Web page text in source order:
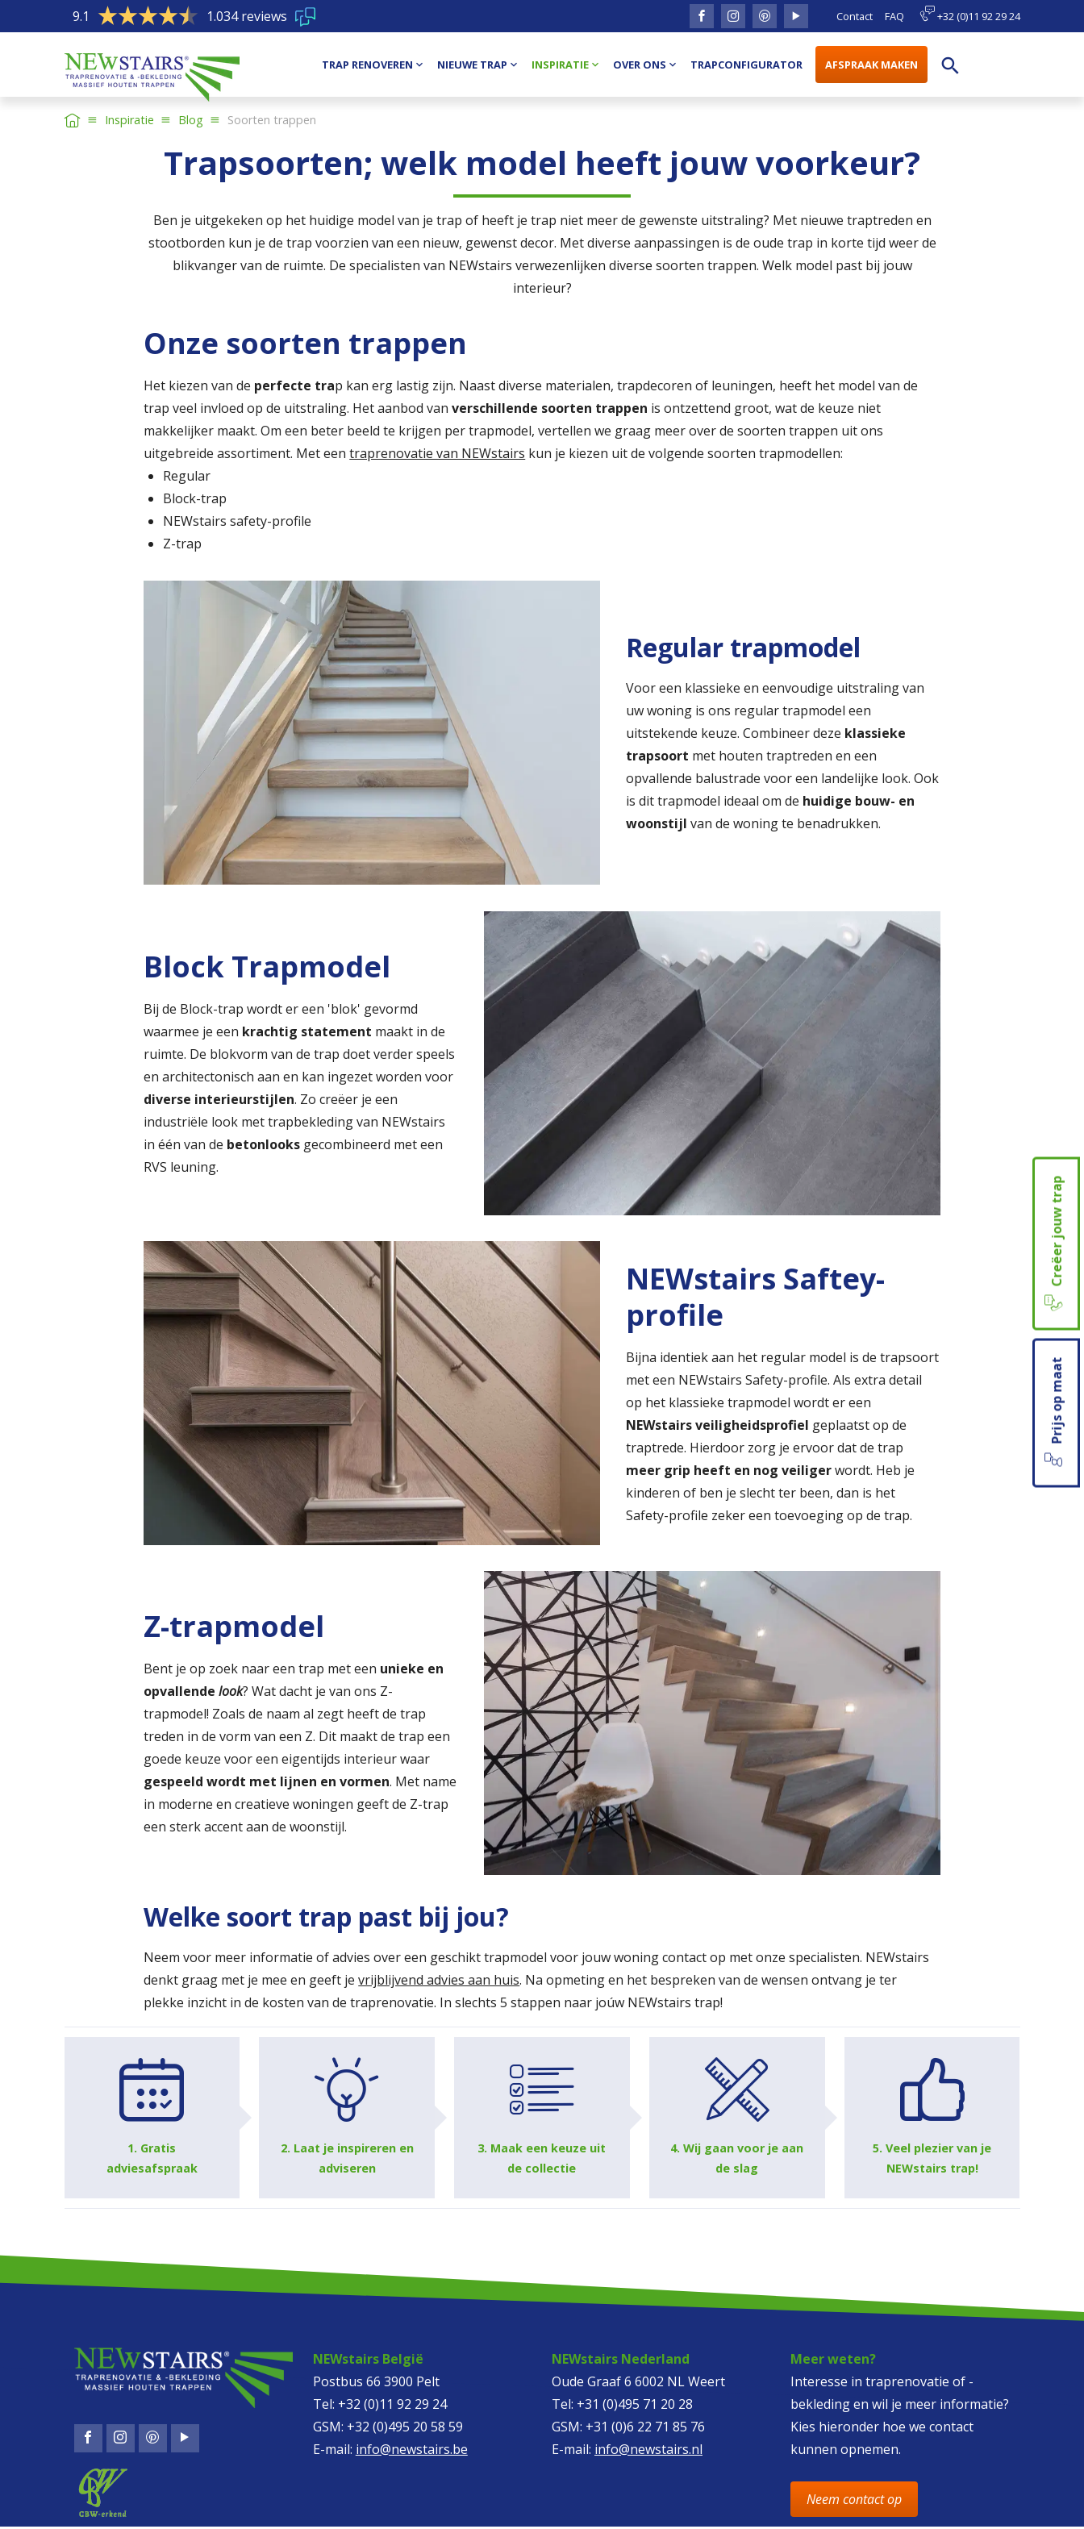
Prijs op maat
Creëer jouw trap
9.1 1.034 reviews Contact FAQ +32 (0)11 92 29 24
TRAP RENOVEREN NIEUWE TRAP INSPIRATIE OVER ONS TRAPCONFIGURATOR AFSPRAAK MAKEN search
Inspiratie Blog Soorten trappen
Trapsoorten; welk model heeft jouw voorkeur?
Ben je uitgekeken op het huidige model van je trap of heeft je trap niet meer de gewenste uitstraling? Met nieuwe traptreden en
stootborden kun je de trap voorzien van een nieuw, gewenst decor. Met diverse aanpassingen is de oude trap in korte tijd weer de
blikvanger van de ruimte. De specialisten van NEWstairs verwezenlijken diverse soorten trappen. Welk model past bij jouw
interieur?
Onze soorten trappen
Het kiezen van de perfecte trap kan erg lastig zijn. Naast diverse materialen, trapdecoren of leuningen, heeft het model van de
trap veel invloed op de uitstraling. Het aanbod vanverschillende soorten trappen is ontzettend groot, wat de keuze niet
makkelijker maakt. Om een beter beeld te krijgen per trapmodel, vertellen we graag meer over de soorten trappen uit ons
uitgebreide assortiment. Met eentraprenovatie van NEWstairs kun je kiezen uit de volgende soorten trapmodellen:
Regular
Block-trap
NEWstairs safety-profile
Z-trap
Regular trapmodel
Voor een klassieke en eenvoudige uitstraling van
uw woning is ons regular trapmodel een
uitstekende keuze. Combineer deze klassieke
trapsoort met houten traptreden en een
opvallende balustrade voor een landelijke look. Ook
is dit trapmodel ideaal om de huidige bouw- en
woonstijl van de woning te benadrukken.
Block Trapmodel
Bij de Block-trap wordt er een 'blok' gevormd
waarmee je een krachtig statement maakt in de
ruimte. De blokvorm van de trap doet verder speels
en architectonisch aan en kan ingezet worden voor
diverse interieurstijlen. Zo creëer je een
industriële look met trapbekleding van NEWstairs
in één van de betonlooks gecombineerd met een
RVS leuning.
NEWstairs Saftey-
profile
Bijna identiek aan het regular model is de trapsoort
met een NEWstairs Safety-profile. Als extra detail
op het klassieke trapmodel wordt er een
NEWstairs veiligheidsprofiel geplaatst op de
traptrede. Hierdoor zorg je ervoor dat de trap
meer grip heeft en nog veiligerwordt. Heb je
kinderen of ben je slecht ter been, dan is het
Safety-profile zeker een toevoeging op de trap.
Z-trapmodel
Bent je op zoek naar een trap met een unieke en
opvallendelook? Wat dacht je van ons Z-
trapmodel! Zoals de naam al zegt heeft de trap
treden in de vorm van een Z. Dit maakt de trap een
goede keuze voor een eigentijds interieur waar
gespeeld wordt met lijnen en vormen. Met name
in moderne en creatieve woningen geeft de Z-trap
een sterk accent aan de woonstijl.
Welke soort trap past bij jou?
Neem voor meer informatie of advies over een geschikt trapmodel voor jouw woning contact op met onze specialisten. NEWstairs
denkt graag met je mee en geeft jevrijblijvend advies aan huis. Na opmeting en het bespreken van de wensen ontvang je ter
plekke inzicht in de kosten van de traprenovatie. In slechts 5 stappen naar joúw NEWstairs trap!
1. Gratis
adviesafspraak
2. Laat je inspireren en
adviseren
3. Maak een keuze uit
de collectie
4. Wij gaan voor je aan
de slag
5. Veel plezier van je
NEWstairs trap!
NEWstairs België
Postbus 66 3900 Pelt
Tel: +32 (0)11 92 29 24
GSM: +32 (0)495 20 58 59
E-mail: info@newstairs.be
NEWstairs Nederland
Oude Graaf 6 6002 NL Weert
Tel: +31 (0)495 71 20 28
GSM: +31 (0)6 22 71 85 76
E-mail: info@newstairs.nl
Meer weten?
Interesse in traprenovatie of -
bekleding en wil je meer informatie?
Kies hieronder hoe we contact
kunnen opnemen.
Neem contact op